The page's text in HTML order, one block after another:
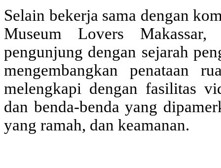
Selain bekerja sama dengan
Museum Lovers Makassar,
pengunjung dengan sejarah
mengembangkan penataan
melengkapi dengan fasilitas
dan benda-benda yang
yang ramah, dan keamanan.